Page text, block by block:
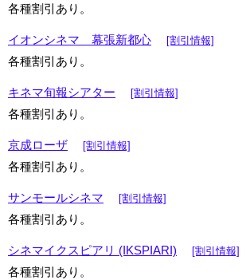
各種割引あり。
イオンシネマ 幕張新都心 [割引情報]
各種割引あり。
キネマ旬報シアター [割引情報]
各種割引あり。
京成ローザ [割引情報]
各種割引あり。
サンモールシネマ [割引情報]
各種割引あり。
シネマイクスピアリ (IKSPIARI) [割引情報]
各種割引あり。